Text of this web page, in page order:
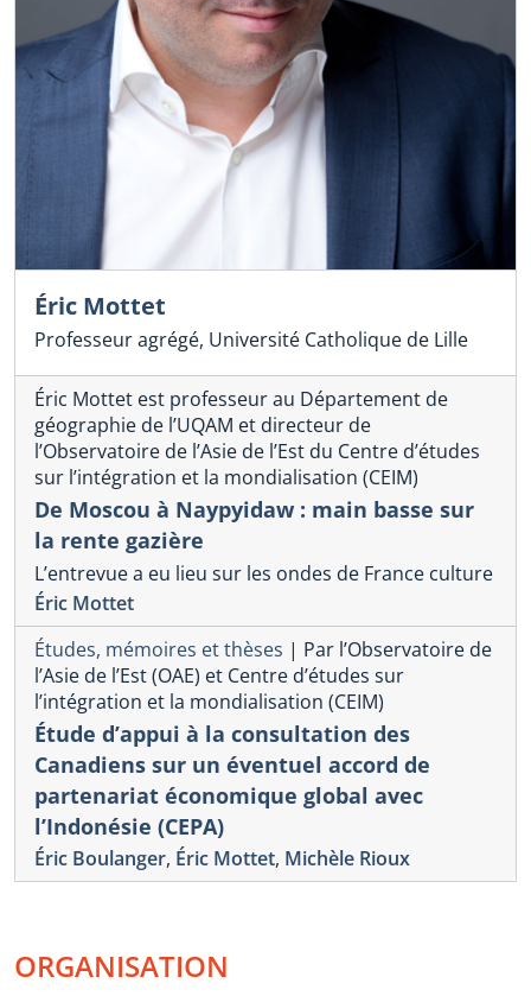
Éric Mottet
Professeur agrégé, Université Catholique de Lille
Éric Mottet est professeur au Département de
géographie de l’UQAM et directeur de
l’Observatoire de l’Asie de l’Est du Centre d’études
sur l’intégration et la mondialisation (CEIM)
De Moscou à Naypyidaw : main basse sur
la rente gazière
L’entrevue a eu lieu sur les ondes de France culture
Éric Mottet
Études, mémoires et thèses | Par l’Observatoire de
l’Asie de l’Est (OAE) et Centre d’études sur
l’intégration et la mondialisation (CEIM)
Étude d’appui à la consultation des
Canadiens sur un éventuel accord de
partenariat économique global avec
l’Indonésie (CEPA)
Éric Boulanger, Éric Mottet, Michèle Rioux
ORGANISATION